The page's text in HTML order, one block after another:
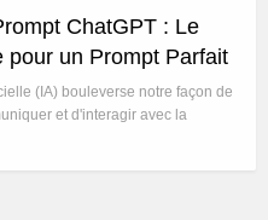
ChatGPT : Le
pour un Prompt Parfait
(IA) bouleverse notre façon de
et d'interagir avec la